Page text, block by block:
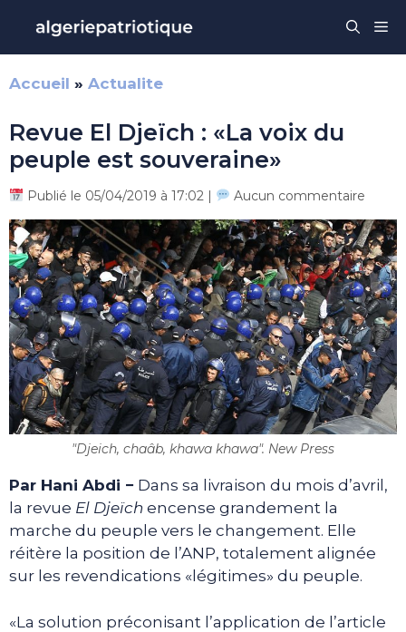
contenu
Accueil » Actualite
Revue El Djeïch : «La voix du
peuple est souveraine»
Publié le 05/04/2019 à 17:02 | Aucun commentaire
"Djeich, chaâb, khawa khawa". New Press
Par Hani Abdi − Dans sa livraison du mois d’avril,
la revue El Djeïch encense grandement la
marche du peuple vers le changement. Elle
réitère la position de l’ANP, totalement alignée
sur les revendications «légitimes» du peuple.
«La solution préconisant l’application de l’article